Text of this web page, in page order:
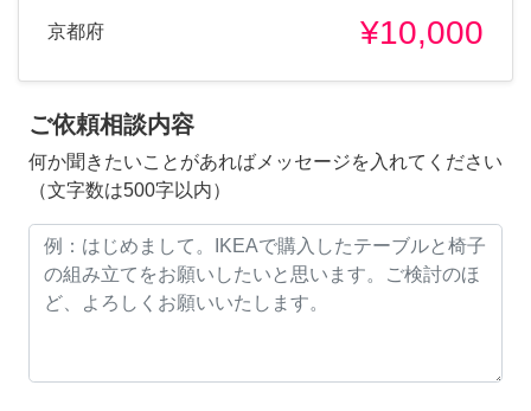
京都府 ¥10,000
ご依頼相談内容
何か聞きたいことがあればメッセージを入れてください
（文字数は500字以内）